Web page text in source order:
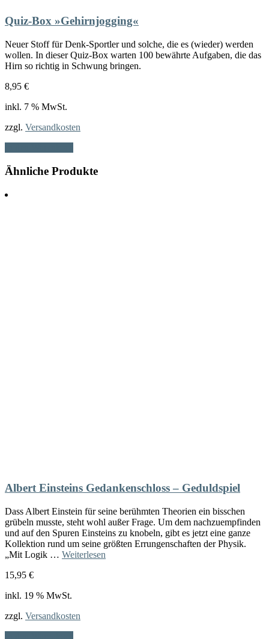
Quiz-Box »Gehirnjogging«
Neuer Stoff für Denk-Sportler und solche, die es (wieder) werden
wollen. In dieser Quiz-Box warten 100 bewährte Aufgaben, die das
Hirn so richtig in Schwung bringen.
8,95 €
inkl. 7 % MwSt.
zzgl. Versandkosten
Ähnliche Produkte
Albert Einsteins Gedankenschloss – Geduldspiel
Dass Albert Einstein für seine berühmten Theorien ein bisschen
grübeln musste, steht wohl außer Frage. Um dem nachzuempfinden
und auf den Spuren Einsteins zu knobeln, gibt es jetzt eine ganze
Kollektion rund um seine größten Errungenschaften der Physik.
„Mit Logik … Weiterlesen
15,95 €
inkl. 19 % MwSt.
zzgl. Versandkosten